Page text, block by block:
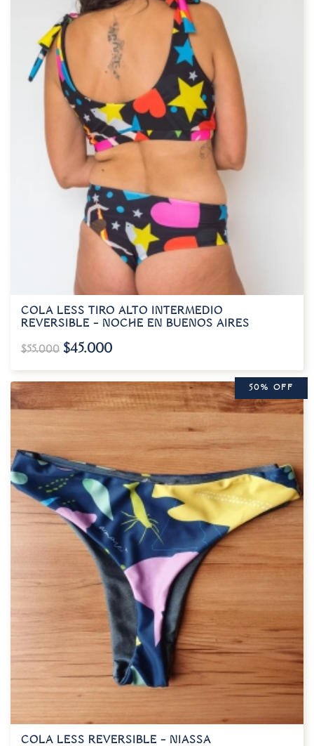
COLA LESS TIRO ALTO INTERMEDIO
REVERSIBLE – NOCHE EN BUENOS AIRES
$55.000 $45.000
50% OFF
COLA LESS REVERSIBLE – NIASSA